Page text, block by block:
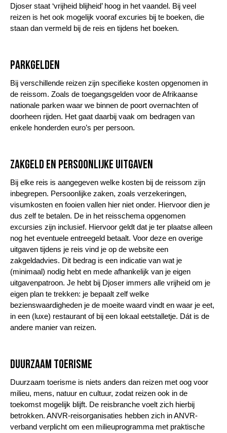
Djoser staat ‘vrijheid blijheid’ hoog in het vaandel. Bij veel
reizen is het ook mogelijk vooraf excuries bij te boeken, die
staan dan vermeld bij de reis en tijdens het boeken.
Parkgelden
Bij verschillende reizen zijn specifieke kosten opgenomen in
de reissom. Zoals de toegangsgelden voor de Afrikaanse
nationale parken waar we binnen de poort overnachten of
doorheen rijden. Het gaat daarbij vaak om bedragen van
enkele honderden euro’s per persoon.
Zakgeld en persoonlijke uitgaven
Bij elke reis is aangegeven welke kosten bij de reissom zijn
inbegrepen. Persoonlijke zaken, zoals verzekeringen,
visumkosten en fooien vallen hier niet onder. Hiervoor dien je
dus zelf te betalen. De in het reisschema opgenomen
excursies zijn inclusief. Hiervoor geldt dat je ter plaatse alleen
nog het eventuele entreegeld betaalt. Voor deze en overige
uitgaven tijdens je reis vind je op de website een
zakgeldadvies. Dit bedrag is een indicatie van wat je
(minimaal) nodig hebt en mede afhankelijk van je eigen
uitgavenpatroon. Je hebt bij Djoser immers alle vrijheid om je
eigen plan te trekken: je bepaalt zelf welke
bezienswaardigheden je de moeite waard vindt en waar je eet,
in een (luxe) restaurant of bij een lokaal eetstalletje. Dát is de
andere manier van reizen.
Duurzaam toerisme
Duurzaam toerisme is niets anders dan reizen met oog voor
milieu, mens, natuur en cultuur, zodat reizen ook in de
toekomst mogelijk blijft. De reisbranche voelt zich hierbij
betrokken. ANVR-reisorganisaties hebben zich in ANVR-
verband verplicht om een milieuprogramma met praktische